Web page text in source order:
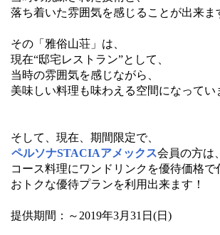
落ち着いた雰囲気を感じることが出来ま
その「雅俗山荘」は、
現在“邸宅レストラン”として、
当時の雰囲気を感じながら、
美味しい料理も味わえる空間になってい
そして、現在、期間限定で、
ペルソナSTACIAアメックス会員の方は、
コース料理にワンドリンクを優待価格で
おトクな優待プランを利用出来ます！
提供期間：～2019年3月31日(日)